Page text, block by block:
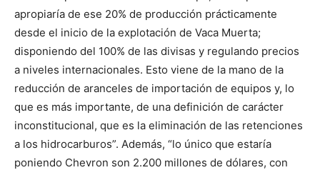
apropiaría de ese 20% de producción prácticamente
desde el inicio de la explotación de Vaca Muerta;
disponiendo del 100% de las divisas y regulando precios
a niveles internacionales. Esto viene de la mano de la
reducción de aranceles de importación de equipos y, lo
que es más importante, de una definición de carácter
inconstitucional, que es la eliminación de las retenciones
a los hidrocarburos”. Además, “lo único que estaría
poniendo Chevron son 2.200 millones de dólares, con